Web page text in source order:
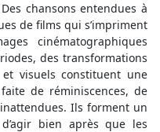
chansons entendues à
de films qui s’impriment
cinématographiques
des transformations
visuels constituent une
de réminiscences, de
Ils forment un
bien après que les